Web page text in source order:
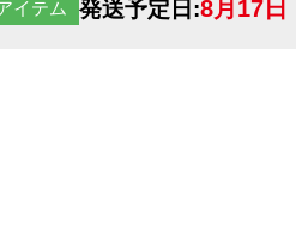
イテム 発送予定日:8月17日